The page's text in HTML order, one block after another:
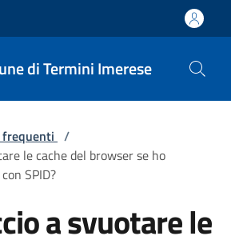
di Termini Imerese
frequenti /
le cache del browser se ho
SPID?
a svuotare le